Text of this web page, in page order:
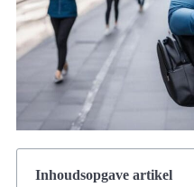
Inhoudsopgave artikel